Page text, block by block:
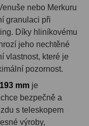
nebo Merkuru
granulaci při
Díky hliníkovému
jeho nechtěné
vlastnost, které je
pozornost.
mm je
bezpečně a
s teleskopem
výroby,